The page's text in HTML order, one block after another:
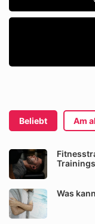
Beliebt Am
Was